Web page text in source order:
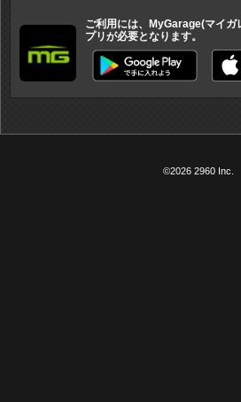
ご利用には、MyGarage(マイガ
プリが必要となります。
©2026 2960 Inc.